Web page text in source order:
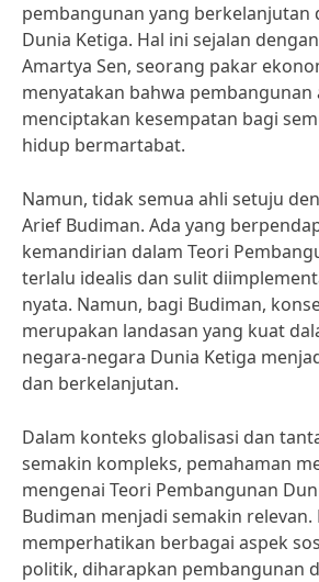
pembangunan yang berkelanjutan
Dunia Ketiga. Hal ini sejalan
Amartya Sen, seorang pakar
menyatakan bahwa pembangunan
menciptakan kesempatan bagi
hidup bermartabat.
Namun, tidak semua ahli setuju
Arief Budiman. Ada yang
kemandirian dalam Teori
terlalu idealis dan sulit
nyata. Namun, bagi Budiman,
merupakan landasan yang kuat
negara-negara Dunia Ketiga
dan berkelanjutan.
Dalam konteks globalisasi dan
semakin kompleks, pemahaman
mengenai Teori Pembangunan
Budiman menjadi semakin relevan.
memperhatikan berbagai aspek
politik, diharapkan pembangunan